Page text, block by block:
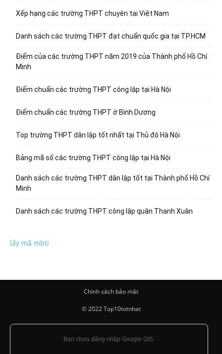
Xếp hạng các trường THPT chuyên tại Việt Nam
Danh sách các trường THPT đạt chuẩn quốc gia tại TP.HCM
Điểm của các trường THPT năm 2019 của Thành phố Hồ Chí
Minh
Điểm chuẩn các trường THPT công lập tại Hà Nội
Điểm chuẩn các trường THPT ở Bình Dương
Top trường THPT dân lập tốt nhất tại Thủ đô Hà Nội
Bảng mã số các trường THPT công lập tại Hà Nội
Danh sách các trường THPT dân lập tốt tại Thành phố Hồ Chí
Minh
Danh sách các trường THPT công lập quận Thanh Xuân
lấy mã mbti
Chính sách bảo mật
© 2022 Top10totnhat
Bạn chưa đăng nhập Google GIS.